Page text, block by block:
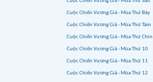
Cuộc Chiến Vương Giả - Mùa Thứ Bảy
Cuộc Chiến Vương Giả - Mùa Thứ Tám
Cuộc Chiến Vương Giả - Mùa Thứ Chín
Cuộc Chiến Vương Giả - Mùa Thứ 10
Cuộc Chiến Vương Giả - Mùa Thứ 11
Cuộc Chiến Vương Giả - Mùa Thứ 12